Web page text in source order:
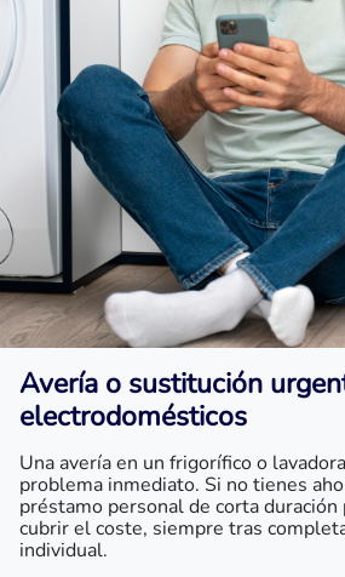
Avería o sustitución
electrodomésticos
Una avería en un frigorífico o
problema inmediato. Si no tienes
préstamo personal de corta duración
cubrir el coste, siempre tras
individual.